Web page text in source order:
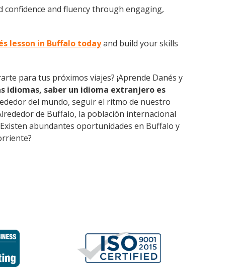
and fluency through engaging,
lesson in Buffalo todayand build your skills
para tus próximos viajes? ¡Aprende Danés y
idiomas, saber un idioma extranjero es
del mundo, seguir el ritmo de nuestro
de Buffalo, la población internacional
abundantes oportunidades en Buffalo y